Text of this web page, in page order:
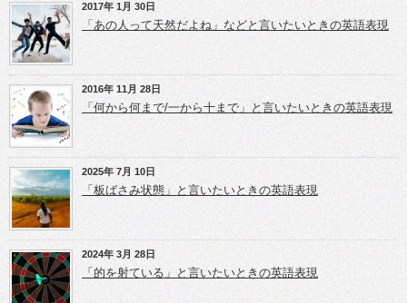
(新
し
い
ウ
ィ
ン
ド
ウ
で
開
き
ま
す)
e
r
で
共
有
(新
し
い
ウ
ィ
ン
ド
ウ
で
開
き
ま
す)
e
+
で
し
い
ウ
ィ
ン
開
き
ま
す)
2017年 1月 30日
「あの人って天然だよね」などと言いたいときの英語表現
2016年 11月 28日
「何から何まで/一から十まで」と言いたいときの英語表現
2025年 7月 10日
「板ばさみ状態」と言いたいときの英語表現
2024年 3月 28日
「的を射ている」と言いたいときの英語表現